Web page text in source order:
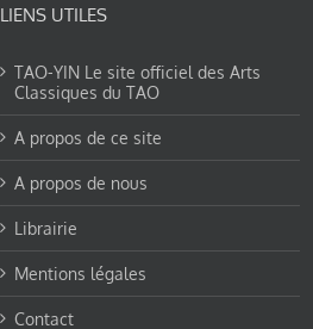
LIENS UTILES
TAO-YIN Le site officiel des Arts
Classiques du TAO
A propos de ce site
A propos de nous
Librairie
Mentions légales
Contact